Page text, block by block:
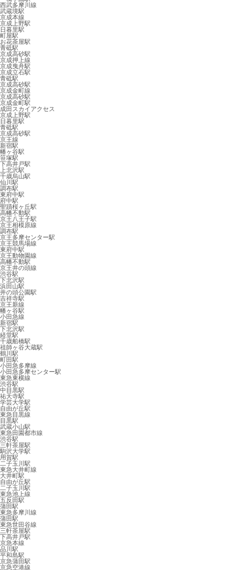
西武多摩川線
武蔵境駅
京成本線
京成上野駅
日暮里駅
町屋駅
お花茶屋駅
青砥駅
京成高砂駅
京成押上線
京成曳舟駅
京成立石駅
青砥駅
京成高砂駅
京成金町線
京成高砂駅
京成金町駅
成田スカイアクセス
京成上野駅
日暮里駅
青砥駅
京成高砂駅
京王線
新宿駅
幡ヶ谷駅
笹塚駅
下高井戸駅
上北沢駅
千歳烏山駅
仙川駅
調布駅
東府中駅
府中駅
聖蹟桜ヶ丘駅
高幡不動駅
京王八王子駅
京王相模原線
調布駅
京王多摩センター駅
京王競馬場線
東府中駅
京王動物園線
高幡不動駅
京王井の頭線
渋谷駅
下北沢駅
浜田山駅
井の頭公園駅
吉祥寺駅
京王新線
幡ヶ谷駅
小田急線
新宿駅
下北沢駅
経堂駅
千歳船橋駅
祖師ヶ谷大蔵駅
鶴川駅
町田駅
小田急多摩線
小田急多摩センター駅
東急東横線
渋谷駅
中目黒駅
祐天寺駅
学芸大学駅
自由が丘駅
東急目黒線
目黒駅
武蔵小山駅
東急田園都市線
渋谷駅
三軒茶屋駅
駒沢大学駅
用賀駅
二子玉川駅
東急大井町線
大井町駅
自由が丘駅
二子玉川駅
東急池上線
五反田駅
蒲田駅
東急多摩川線
蒲田駅
東急世田谷線
三軒茶屋駅
下高井戸駅
京急本線
品川駅
平和島駅
京急蒲田駅
京急空港線